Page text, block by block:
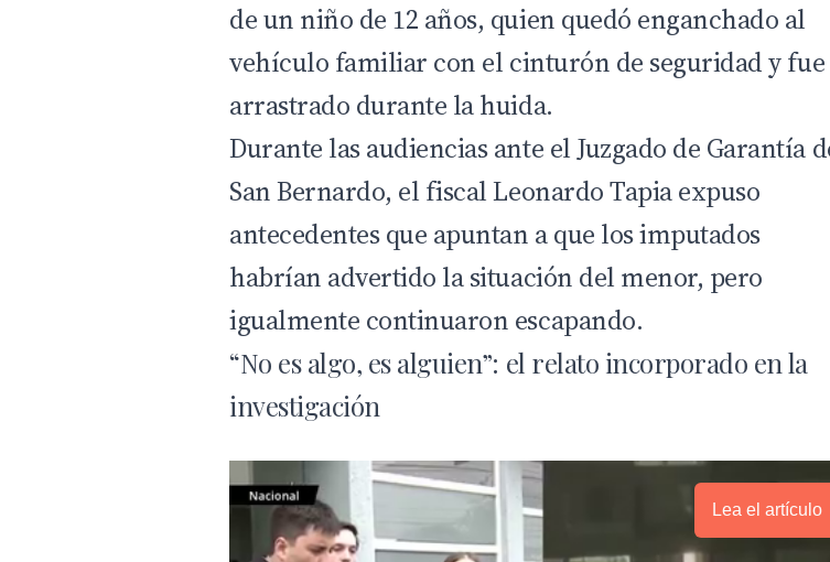
de un niño de 12 años, quien quedó enganchado al
vehículo familiar con el cinturón de seguridad y fue
arrastrado durante la huida.
Durante las audiencias ante el Juzgado de Garantía
San Bernardo, el fiscal Leonardo Tapia expuso
antecedentes que apuntan a que los imputados
habrían advertido la situación del menor, pero
igualmente continuaron escapando.
“No es algo, es alguien”: el relato incorporado en la
investigación
Lea el artículo